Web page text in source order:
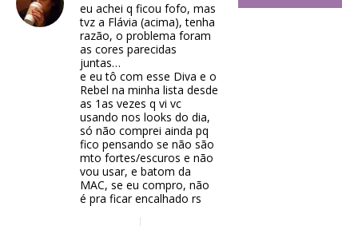
eu achei q ficou fofo, mas
tvz a Flávia (acima), tenha
razão, o problema foram
as cores parecidas
juntas…
e eu tô com esse Diva e o
Rebel na minha lista desde
as 1as vezes q vi vc
usando nos looks do dia,
só não comprei ainda pq
fico pensando se não são
mto fortes/escuros e não
vou usar, e batom da
MAC, se eu compro, não
é pra ficar encalhado rs